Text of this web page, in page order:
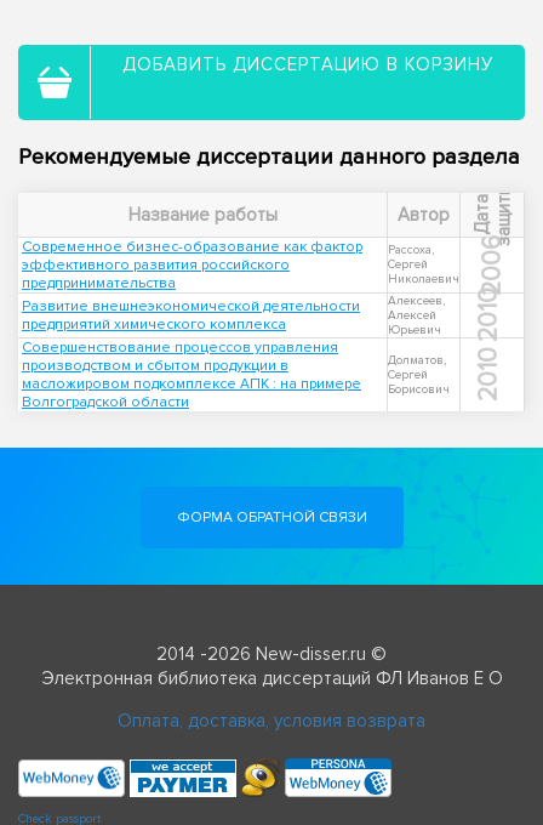
ДОБАВИТЬ ДИССЕРТАЦИЮ В КОРЗИНУ
Рекомендуемые диссертации данного раздела
Название работы Автор Д
а
т
а
з
а
щ
и
т ы
Современное бизнес-образование как фактор
эффективного развития российского
предпринимательства
Рассоха,
Сергей
Николаевич
2006
Развитие внешнеэкономической деятельности
предприятий химического комплекса
Алексеев,
Алексей
Юрьевич
2010
Совершенствование процессов управления
производством и сбытом продукции в
масложировом подкомплексе АПК : на примере
Волгоградской области
Долматов,
Сергей
Борисович
2010
ФОРМА ОБРАТНОЙ СВЯЗИ
2014 -2026 New-disser.ru ©
Электронная библиотека диссертаций ФЛ Иванов Е О
Оплата, доставка, условия возврата
Check passport